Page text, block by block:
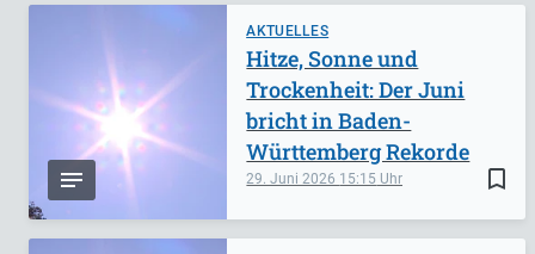
AKTUELLES
bookmark_border
29. Juni 2026 15:15
Hitze, Sonne und
Trockenheit: Der Juni
bricht in Baden-
Württemberg Rekorde